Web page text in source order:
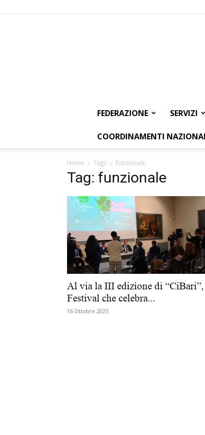
FEDERAZIONE SERVIZI
COORDINAMENTI
Home Tags Funzionale
Tag: funzionale
Al via la III edizione di
Festival che celebra...
16 Ottobre 2025